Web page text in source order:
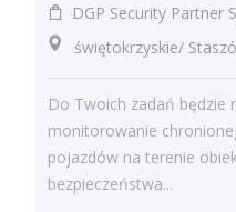
DGP Security Partner
świętokrzyskie/
Do Twoich zadań będzie
monitorowanie
pojazdów na terenie
bezpieczeństwa...